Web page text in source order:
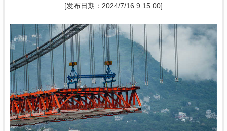
[发布日期：2024/7/16 9:15:00]